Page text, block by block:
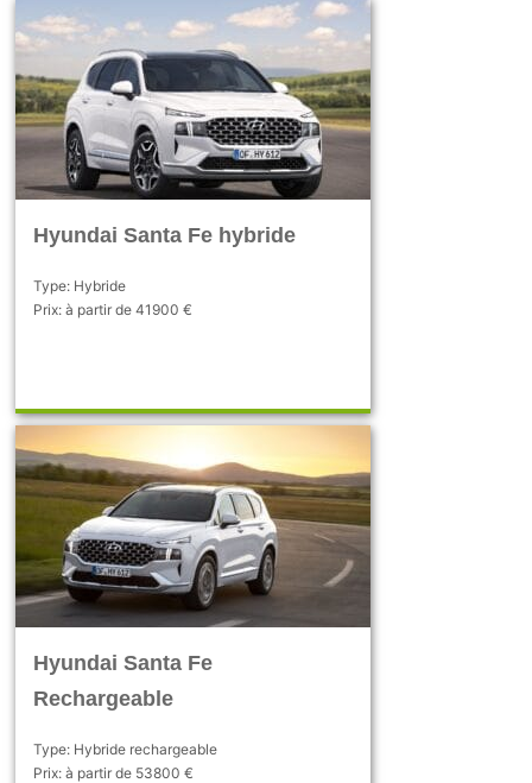
Hyundai Santa Fe hybride
Type: Hybride
Prix: à partir de 41900 €
Hyundai Santa Fe
Rechargeable
Type: Hybride rechargeable
Prix: à partir de 53800 €